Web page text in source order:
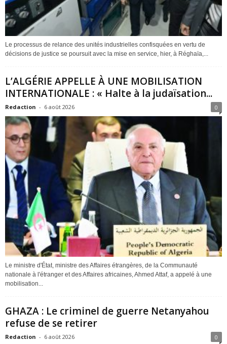
Le processus de relance des unités industrielles confisquées en vertu de
décisions de justice se poursuit avec la mise en service, hier, à Réghaïa,...
L’ALGÉRIE APPELLE À UNE MOBILISATION
INTERNATIONALE : « Halte à la judaïsation...
Redaction - 6 août 2026 0
Le ministre d'État, ministre des Affaires étrangères, de la Communauté
nationale à l'étranger et des Affaires africaines, Ahmed Attaf, a appelé à une
mobilisation...
GHAZA : Le criminel de guerre Netanyahou
refuse de se retirer
Redaction - 6 août 2026 0